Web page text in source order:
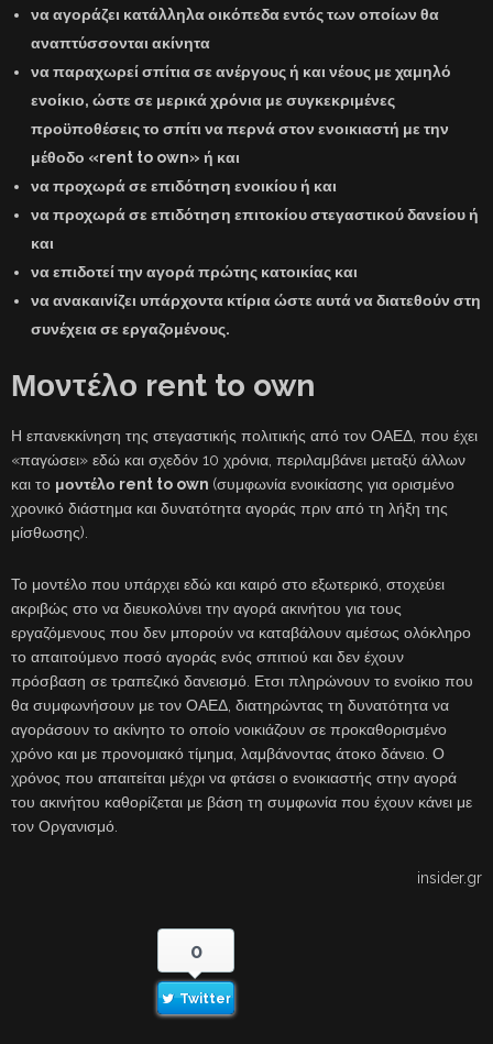
να αγοράζει κατάλληλα οικόπεδα εντός των οποίων θα
αναπτύσσονται ακίνητα
να παραχωρεί σπίτια σε ανέργους ή και νέους με χαμηλό
ενοίκιο, ώστε σε μερικά χρόνια με συγκεκριμένες
προϋποθέσεις το σπίτι να περνά στον ενοικιαστή με την
μέθοδο «rent to own» ή και
να προχωρά σε επιδότηση ενοικίου ή και
να προχωρά σε επιδότηση επιτοκίου στεγαστικού δανείου ή
και
να επιδοτεί την αγορά πρώτης κατοικίας και
να ανακαινίζει υπάρχοντα κτίρια ώστε αυτά να διατεθούν στη
συνέχεια σε εργαζομένους.
Μοντέλο rent to own
Η επανεκκίνηση της στεγαστικής πολιτικής από τον ΟΑΕΔ, που έχει
«παγώσει» εδώ και σχεδόν 10 χρόνια, περιλαμβάνει μεταξύ άλλων
και το μοντέλο rent to own (συμφωνία ενοικίασης για ορισμένο
χρονικό διάστημα και δυνατότητα αγοράς πριν από τη λήξη της
μίσθωσης).
Το μοντέλο που υπάρχει εδώ και καιρό στο εξωτερικό, στοχεύει
ακριβώς στο να διευκολύνει την αγορά ακινήτου για τους
εργαζόμενους που δεν μπορούν να καταβάλουν αμέσως ολόκληρο
το απαιτούμενο ποσό αγοράς ενός σπιτιού και δεν έχουν
πρόσβαση σε τραπεζικό δανεισμό. Ετσι πληρώνουν το ενοίκιο που
θα συμφωνήσουν με τον ΟΑΕΔ, διατηρώντας τη δυνατότητα να
αγοράσουν το ακίνητο το οποίο νοικιάζουν σε προκαθορισμένο
χρόνο και με προνομιακό τίμημα, λαμβάνοντας άτοκο δάνειο. Ο
χρόνος που απαιτείται μέχρι να φτάσει ο ενοικιαστής στην αγορά
του ακινήτου καθορίζεται με βάση τη συμφωνία που έχουν κάνει με
τον Οργανισμό.
insider.gr
0
Twitter